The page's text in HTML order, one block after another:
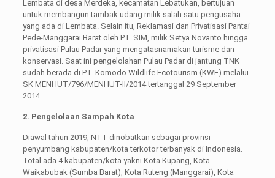
Lembata di desa Merdeka, kecamatan Lebatukan, bertujuan
untuk membangun tambak udang milik salah satu pengusaha
yang ada di Lembata. Selain itu, Reklamasi dan Privatisasi Pantai
Pede-Manggarai Barat oleh PT. SIM, milik Setya Novanto hingga
privatisasi Pulau Padar yang mengatasnamakan turisme dan
konservasi. Saat ini pengelolahan Pulau Padar di jantung TNK
sudah berada di PT. Komodo Wildlife Ecotourism (KWE) melalui
SK MENHUT/796/MENHUT-II/2014 tertanggal 29 September
2014.
2. Pengelolaan Sampah Kota
Diawal tahun 2019, NTT dinobatkan sebagai provinsi
penyumbang kabupaten/kota terkotor terbanyak di Indonesia.
Total ada 4 kabupaten/kota yakni Kota Kupang, Kota
Waikabubak (Sumba Barat), Kota Ruteng (Manggarai), Kota